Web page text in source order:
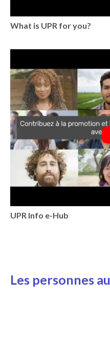
What is UPR for you?
UPR Info e-Hub
Les personnes